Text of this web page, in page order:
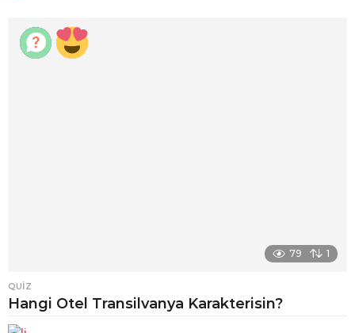
79 1
QUIZ
Hangi Otel Transilvanya Karakterisin?